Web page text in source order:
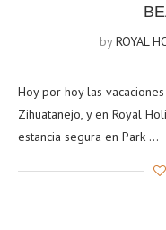
byROYAL
Hoy por hoy las
Zihuatanejo, y en Royal
estancia segura en Park …